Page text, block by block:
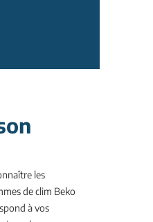
les
de clim Beko
à vos